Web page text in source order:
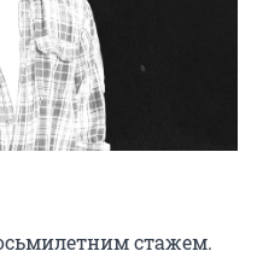
стажем.